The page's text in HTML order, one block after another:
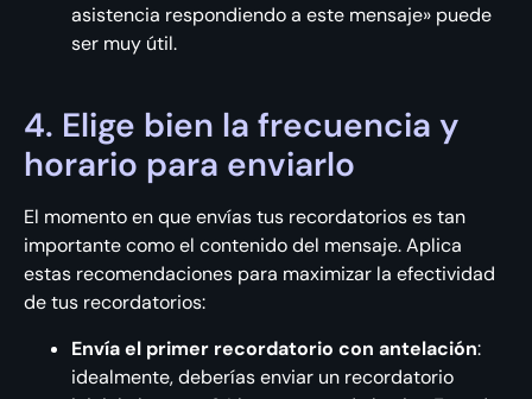
asistencia respondiendo a este mensaje» puede
ser muy útil.
4. Elige bien la frecuencia y
horario para enviarlo
El momento en que envías tus recordatorios es tan
importante como el contenido del mensaje. Aplica
estas recomendaciones para maximizar la efectividad
de tus recordatorios:
Envía el primer recordatorio con antelación:
idealmente, deberías enviar un recordatorio